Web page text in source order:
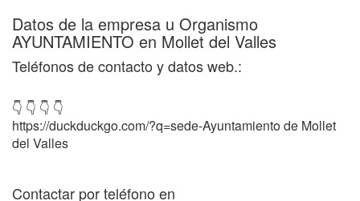
Datos de la empresa u Organismo
AYUNTAMIENTO en Mollet del Valles
Teléfonos de contacto y datos web.:
👇 👇 👇 👇
https://duckduckgo.com/?q=sede-Ayuntamiento de Mollet
del Valles
Contactar por teléfono en